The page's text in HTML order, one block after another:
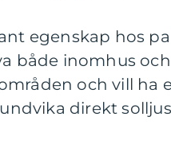
egenskap hos
både inomhus
och vill ha
direkt